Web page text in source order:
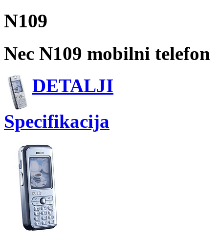
N109
Nec N109 mobilni telefon
DETALJI
Specifikacija